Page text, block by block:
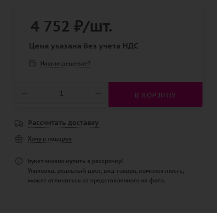
4 752 ₽/шт.
Цена указана без учета НДС
Нашли дешевле?
В КОРЗИНУ
Рассчитать доставку
Хочу в подарок
Букет можно купить в рассрочку!
Упаковка, реальный цвет, вид товара, комплектность,
может отличаться от представленного на фото.